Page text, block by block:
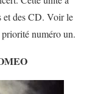
et des CD. Voir le
priorité numéro un.